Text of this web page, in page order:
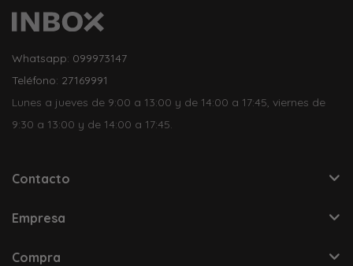
Whatsapp: 099973147
Teléfono: 27169991
Lunes a jueves de 9:00 a 13:00 y de 14:00 a 17:45, viernes de
9:30 a 13:00 y de 14:00 a 17:45.
Contacto
Empresa
Compra